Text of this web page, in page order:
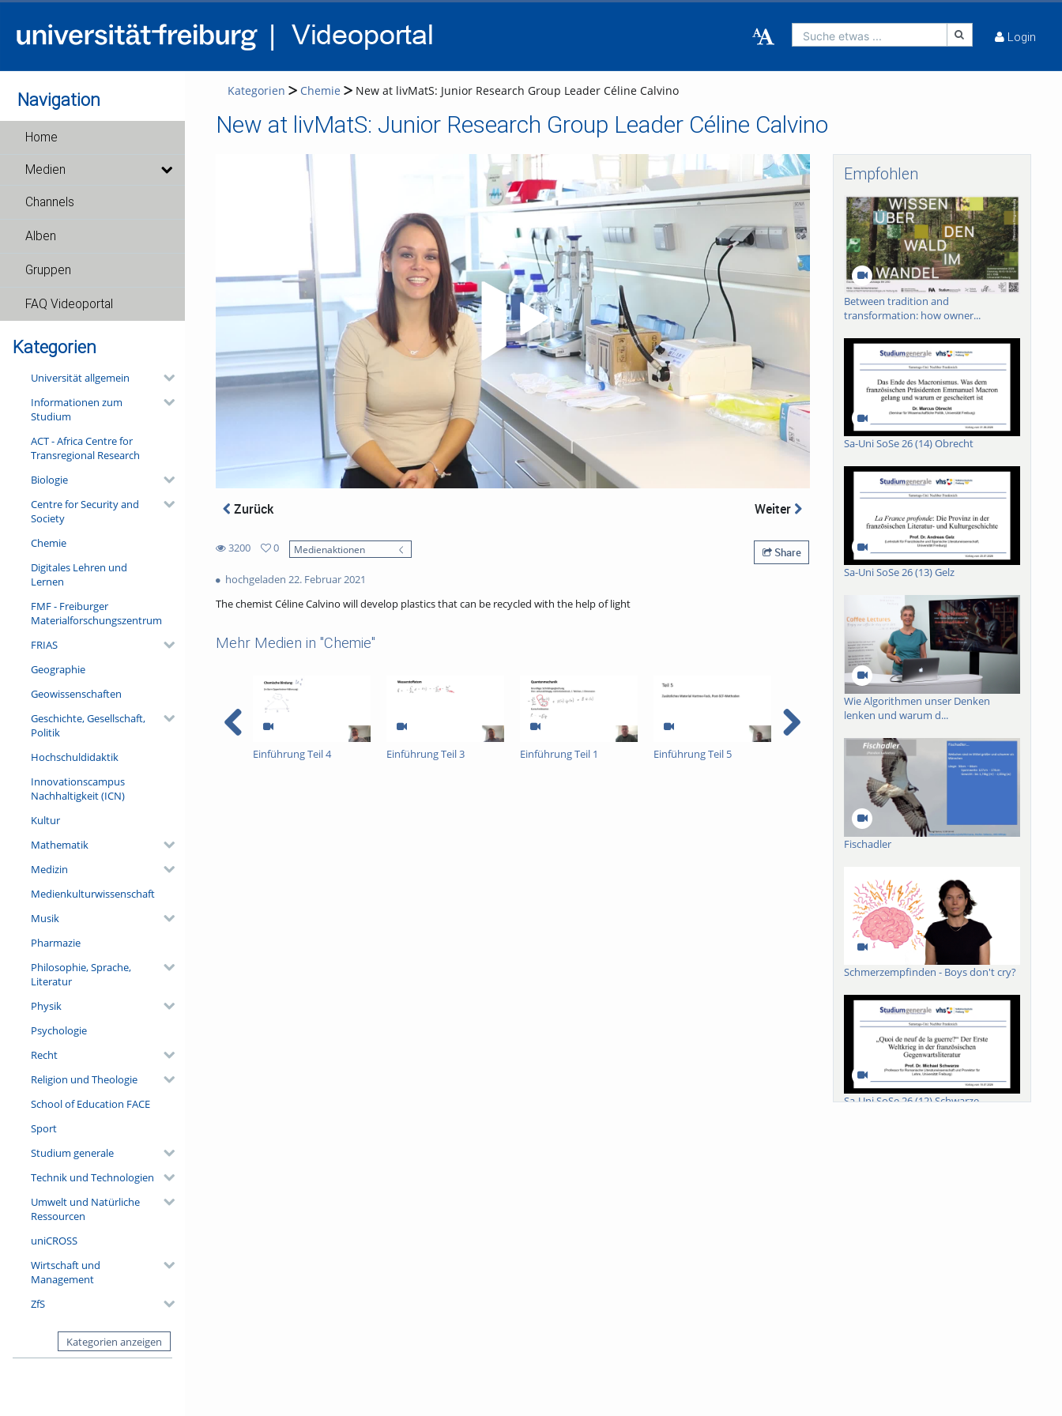
Suche etwas ... Login
Navigation
Home
Medien
Channels
Alben
Gruppen
FAQ Videoportal
Kategorien
Universität allgemein
Informationen zum
Studium
ACT - Africa Centre for
Transregional Research
Biologie
Centre for Security and
Society
Chemie
Digitales Lehren und
Lernen
FMF - Freiburger
Materialforschungszentrum
FRIAS
Geographie
Geowissenschaften
Geschichte, Gesellschaft,
Politik
Hochschuldidaktik
Innovationscampus
Nachhaltigkeit (ICN)
Kultur
Mathematik
Medizin
Medienkulturwissenschaft
Musik
Pharmazie
Philosophie, Sprache,
Literatur
Physik
Psychologie
Recht
Religion und Theologie
School of Education FACE
Sport
Studium generale
Technik und Technologien
Umwelt und Natürliche
Ressourcen
uniCROSS
Wirtschaft und
Management
ZfS
Kategorien anzeigen
Kategorien Chemie New at livMatS: Junior Research Group Leader Céline Calvino
New at livMatS: Junior Research Group Leader Céline Calvino
Video abspielen
Zurück Weiter
3200
views
0
favorites
Medienaktionen
Share
hochgeladen 22. Februar 2021
The chemist Céline Calvino will develop plastics that can be recycled with the help of light
Mehr Medien in "Chemie"
Einführung Teil 4 Einführung Teil 3 Einführung Teil 1 Einführung Teil 5 Einführung Teil 5 neu Einführung Teil 5
Empfohlen
Between tradition and
transformation: how owner...
Sa-Uni SoSe 26 (14) Obrecht
Sa-Uni SoSe 26 (13) Gelz
Wie Algorithmen unser Denken
lenken und warum d...
Fischadler
Schmerzempfinden - Boys don't cry?
Sa-Uni SoSe 26 (12) Schwarze